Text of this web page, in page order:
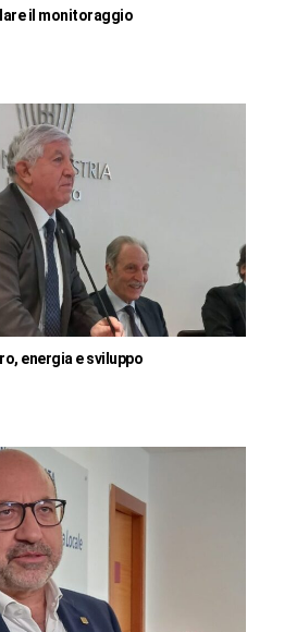
il monitoraggio
energia e sviluppo